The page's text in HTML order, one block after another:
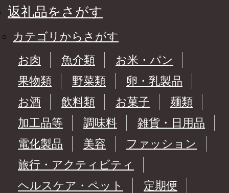
返礼品をさがす
カテゴリからさがす
お肉
魚介類
お米・パン
果物類
野菜類
卵・乳製品
お酒
飲料類 お菓子
麺類
加工品等
調味料
雑貨・日用品
電化製品
美容
ファッション
旅行・アクティビティ
ヘルスケア・ペット
定期便